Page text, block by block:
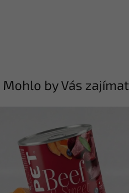
Mohlo by Vás zajímat